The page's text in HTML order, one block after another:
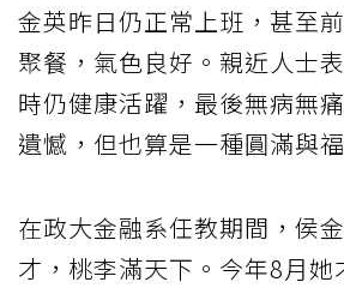
金英昨日仍正常上班，甚至
聚餐，氣色良好。親近人士
時仍健康活躍，最後無病無
遺憾，但也算是一種圓滿與
在政大金融系任教期間，侯
才，桃李滿天下。今年8月她